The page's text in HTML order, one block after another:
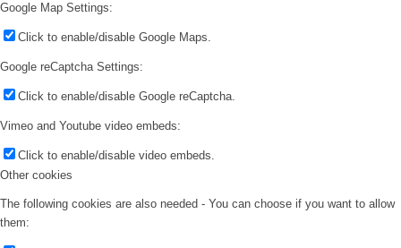
Google Map Settings:
Click to enable/disable Google Maps.
Google reCaptcha Settings:
Click to enable/disable Google reCaptcha.
Vimeo and Youtube video embeds:
Click to enable/disable video embeds.
Other cookies
The following cookies are also needed - You can choose if you want to allow
them: